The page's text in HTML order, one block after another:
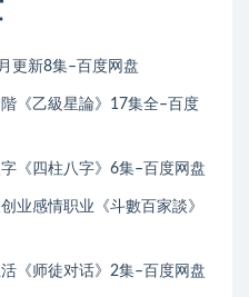
更新8集–百度网盘
《乙級星論》17集全–百度
《四柱八字》6集–百度网盘
业感情职业《斗數百家談》
《师徒对话》2集–百度网盘